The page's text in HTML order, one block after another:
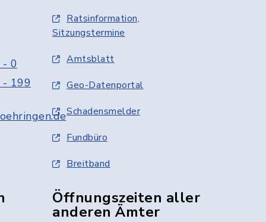
0
199
Ratsinformation,
Sitzungstermine
Amtsblatt
Geo-Datenportal
Schadensmelder
Fundbüro
Breitband
Öffnungszeiten aller
anderen Ämter